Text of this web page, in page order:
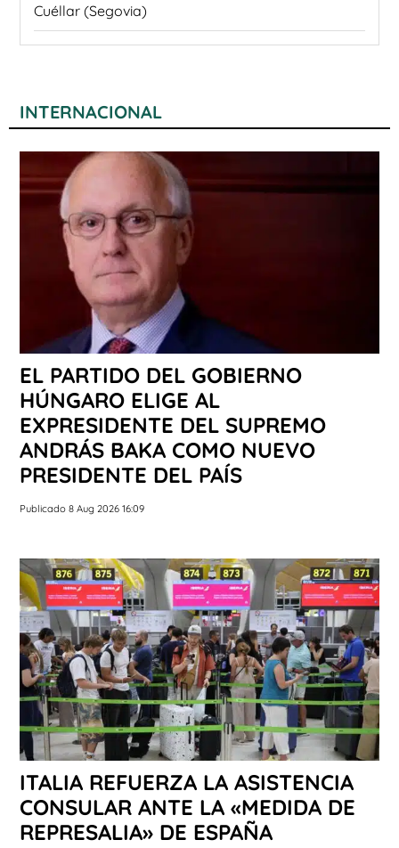
Cuéllar (Segovia)
INTERNACIONAL
EL PARTIDO DEL GOBIERNO
HÚNGARO ELIGE AL
EXPRESIDENTE DEL SUPREMO
ANDRÁS BAKA COMO NUEVO
PRESIDENTE DEL PAÍS
Publicado 8 Aug 2026 16:09
ITALIA REFUERZA LA ASISTENCIA
CONSULAR ANTE LA «MEDIDA DE
REPRESALIA» DE ESPAÑA